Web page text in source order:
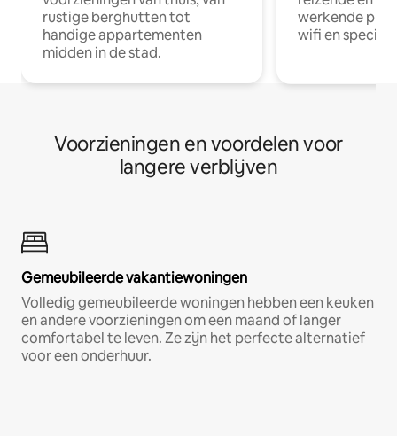
rustige berghutten tot
handige appartementen
midden in de stad.
werkende
wifi en
Voorzieningen en voordelen voor
langere verblijven
Gemeubileerde vakantiewoningen
Volledig gemeubileerde woningen hebben een keuken
en andere voorzieningen om een maand of langer
comfortabel te leven. Ze zijn het perfecte alternatief
voor een onderhuur.